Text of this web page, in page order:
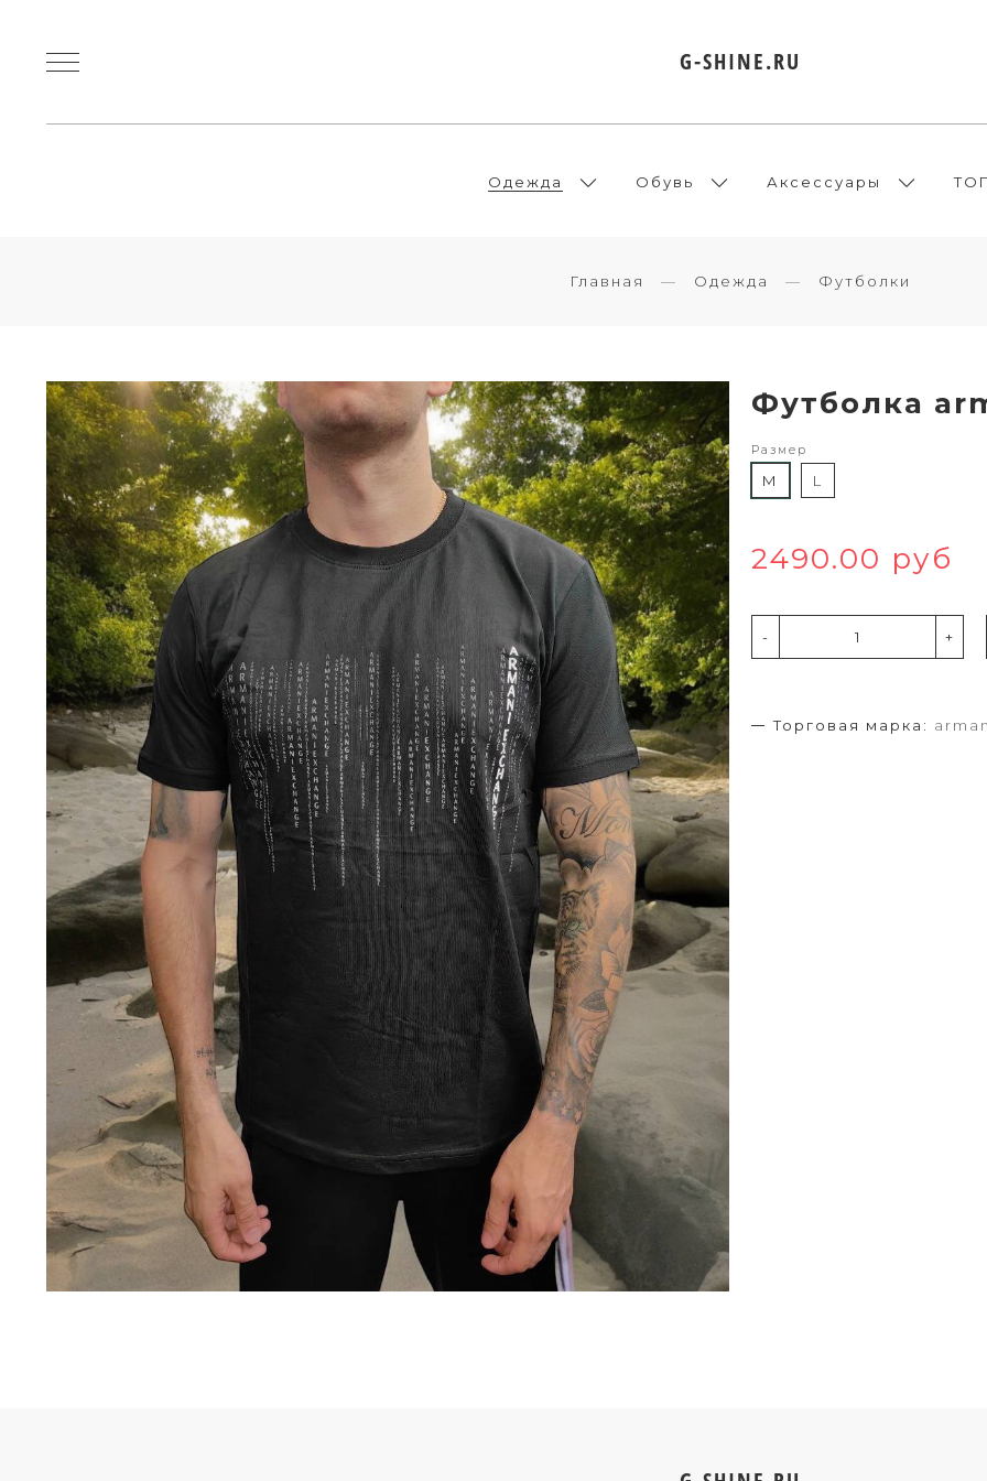
G-SHINE.RU
Одежда Обувь Аксессуары
Главная Одежда Футболки
Футболка
Размер
M L
2490.00 руб
- +
Торговая марка: